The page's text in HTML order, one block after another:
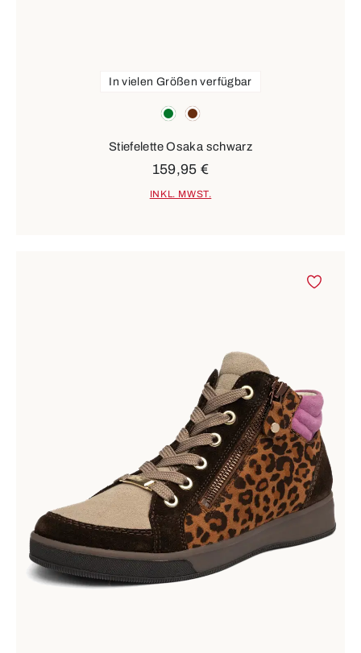
grün braun
In vielen Größen verfügbar
Stiefelette Osaka schwarz
159,95 €
INKL. MWST.